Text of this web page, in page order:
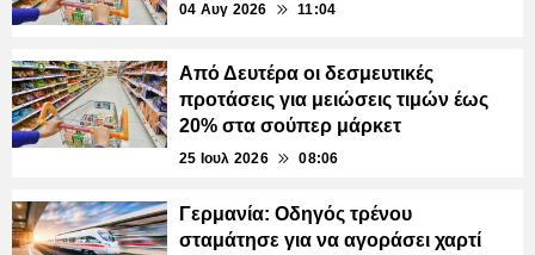
04 Αυγ 2026 11:04
Από Δευτέρα οι δεσμευτικές
προτάσεις για μειώσεις τιμών έως
20% στα σούπερ μάρκετ
25 Ιουλ 2026 08:06
Γερμανία: Οδηγός τρένου
σταμάτησε για να αγοράσει χαρτί